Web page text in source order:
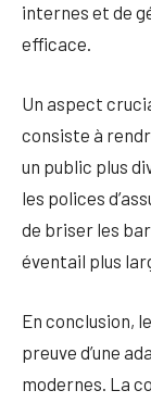
internes et de
efficace.
Un aspect
consiste à
un public plus
les polices
de briser les
éventail plus
En conclusion,
preuve d’une
modernes. La